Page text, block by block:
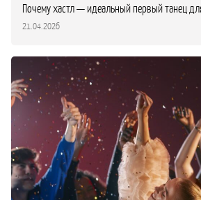
Почему хастл — идеальный первый танец
21.04.2026